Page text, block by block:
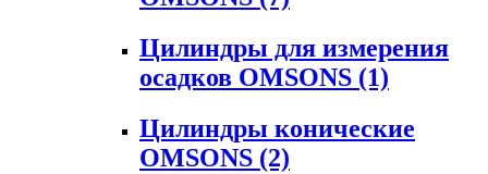
Цилиндры для измерения
осадков OMSONS (1)
Цилиндры конические
OMSONS (2)